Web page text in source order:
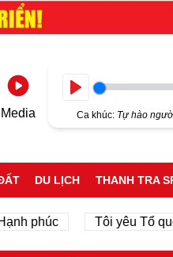
Media Ca khúc: Tự hào
DU LỊCH THANH TRA
phúc Tôi yêu Tổ